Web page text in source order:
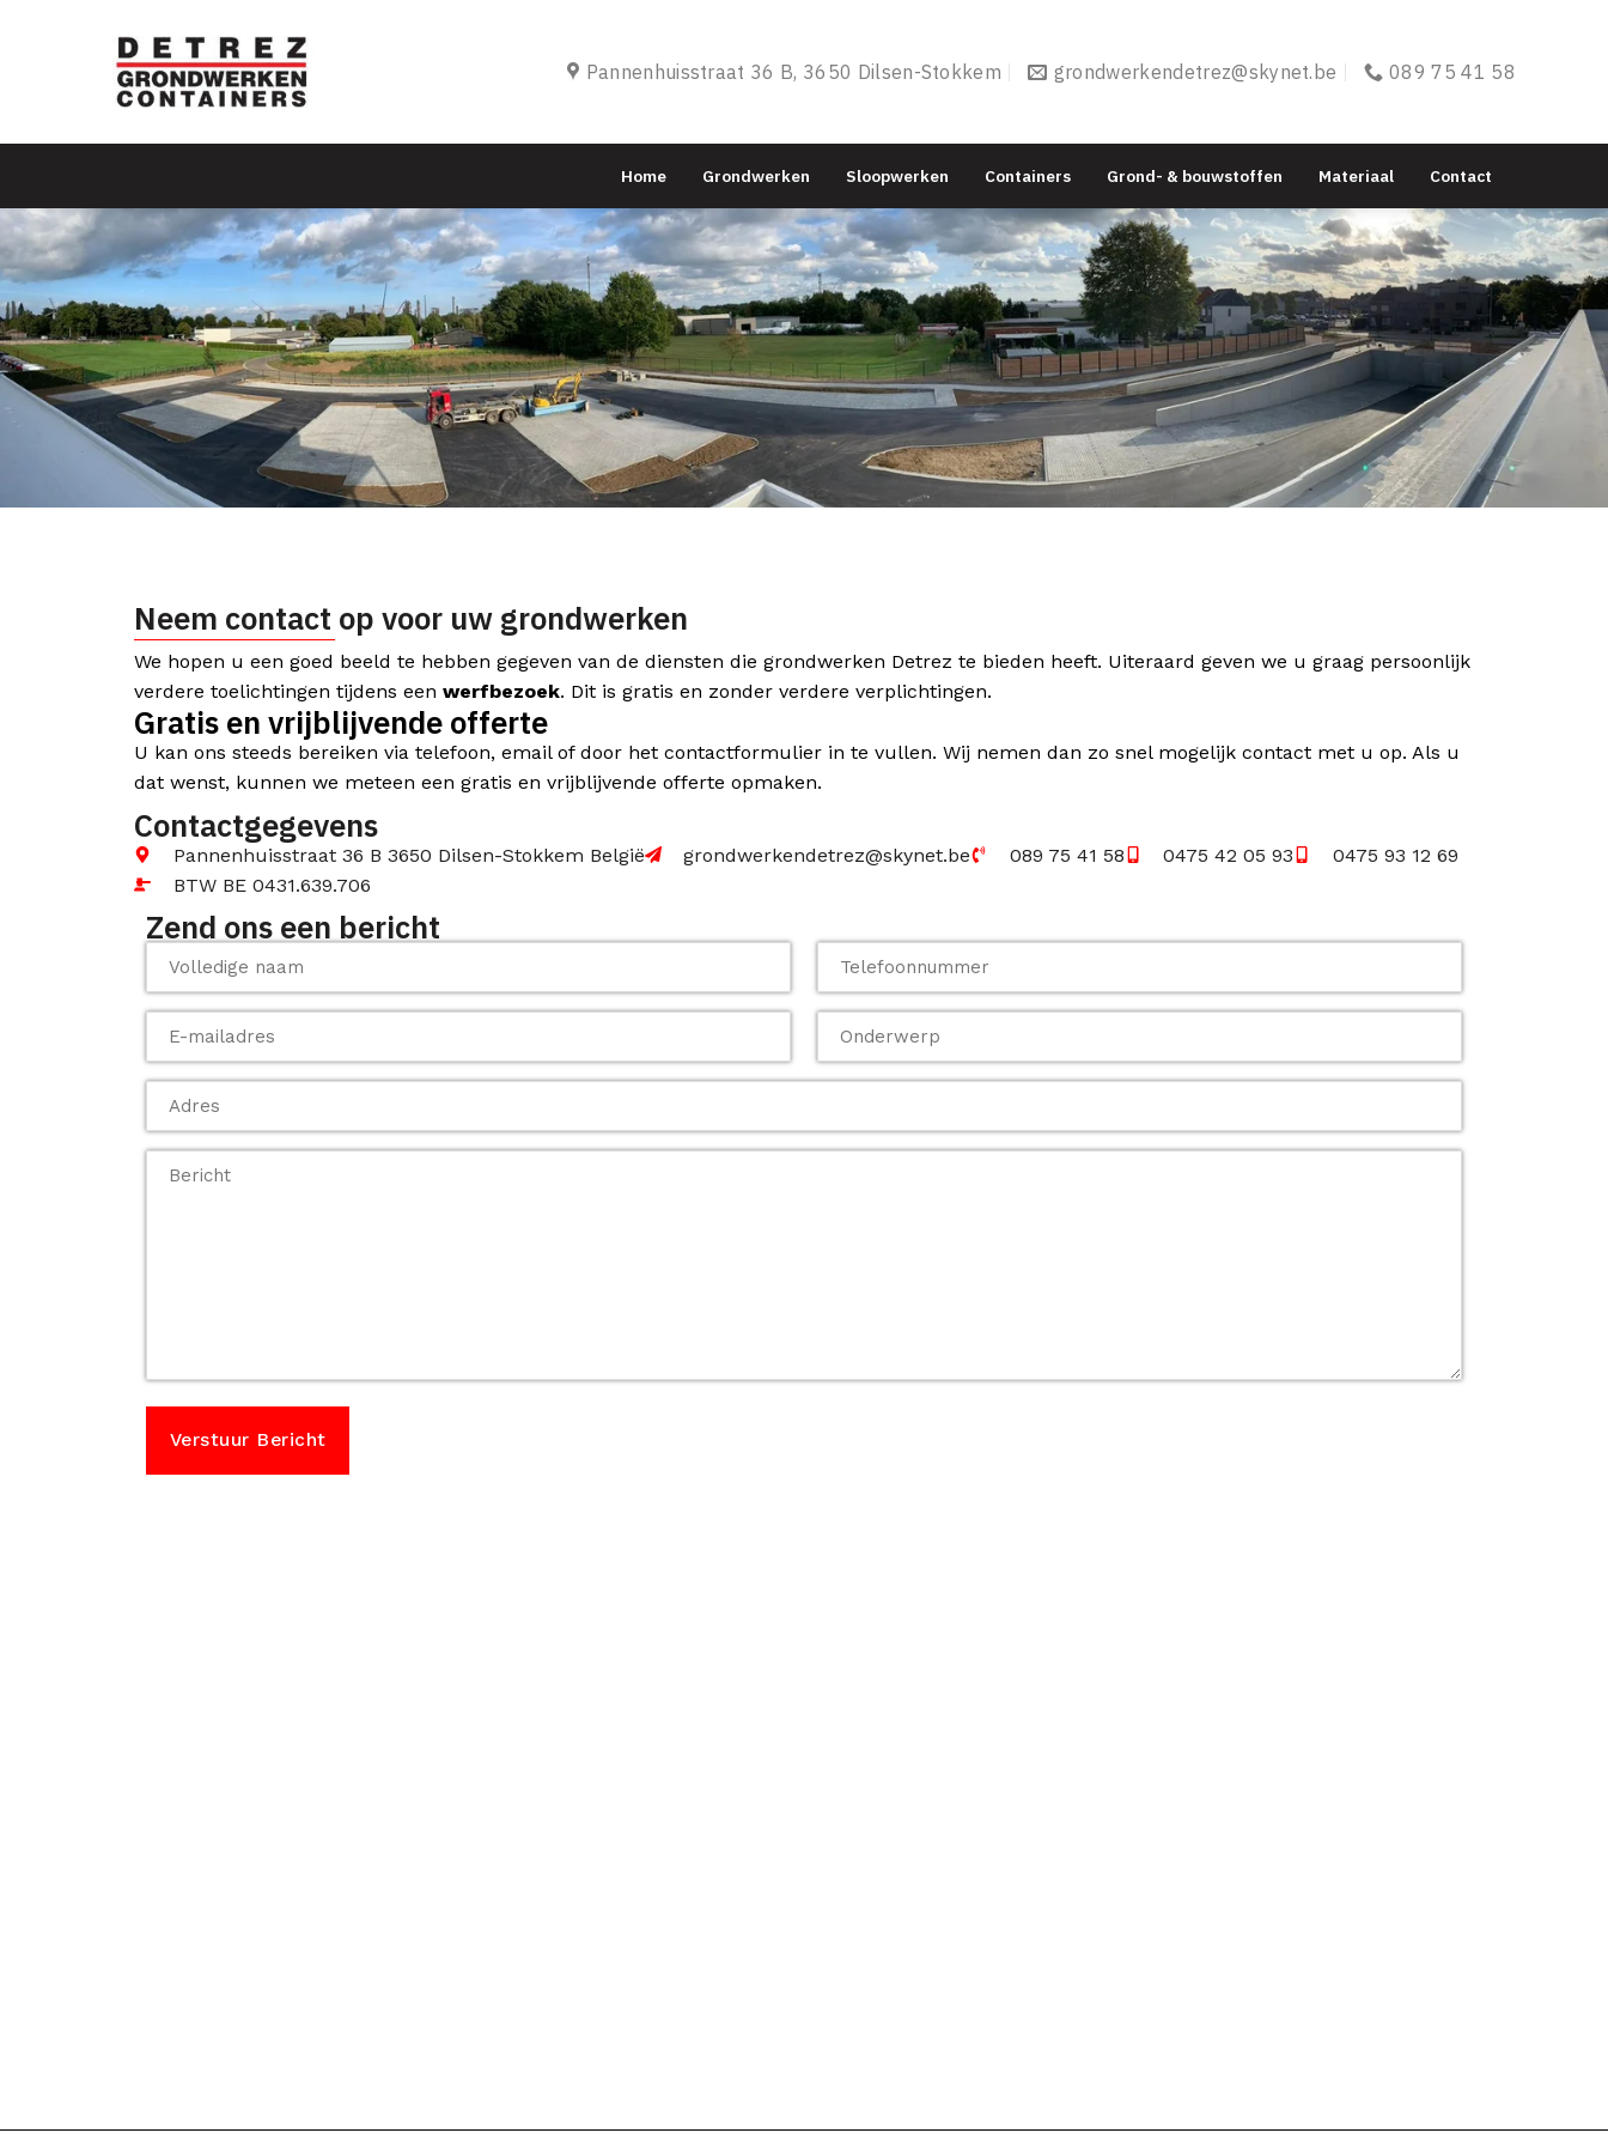
Pannenhuisstraat 36 B, 3650 Dilsen-Stokkem grondwerkendetrez@skynet.be 089 75 41 58
Home Grondwerken Sloopwerken Containers Grond- & bouwstoffen Materiaal Contact
Neem contact op voor uw grondwerken
We hopen u een goed beeld te hebben gegeven van de diensten die grondwerken Detrez te bieden heeft. Uiteraard geven we u graag persoonlijk
verdere toelichtingen tijdens een werfbezoek. Dit is gratis en zonder verdere verplichtingen.
Gratis en vrijblijvende offerte
U kan ons steeds bereiken via telefoon, email of door het contactformulier in te vullen. Wij nemen dan zo snel mogelijk contact met u op. Als u
dat wenst, kunnen we meteen een gratis en vrijblijvende offerte opmaken.
Contactgegevens
Pannenhuisstraat 36 B 3650 Dilsen-Stokkem België grondwerkendetrez@skynet.be 089 75 41 58 0475 42 05 93
0475 93 12 69
BTW BE 0431.639.706
Zend ons een bericht